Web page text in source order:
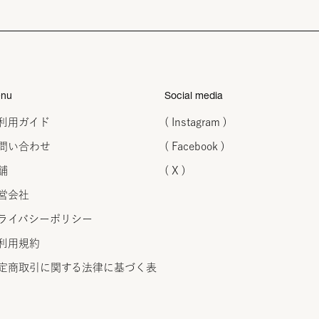
用ガイド
い合わせ
会社
イバシーポリシー
用規約
商取引に関する法律に 基づく表
Social media
( Instagram )
( Facebook )
( X )